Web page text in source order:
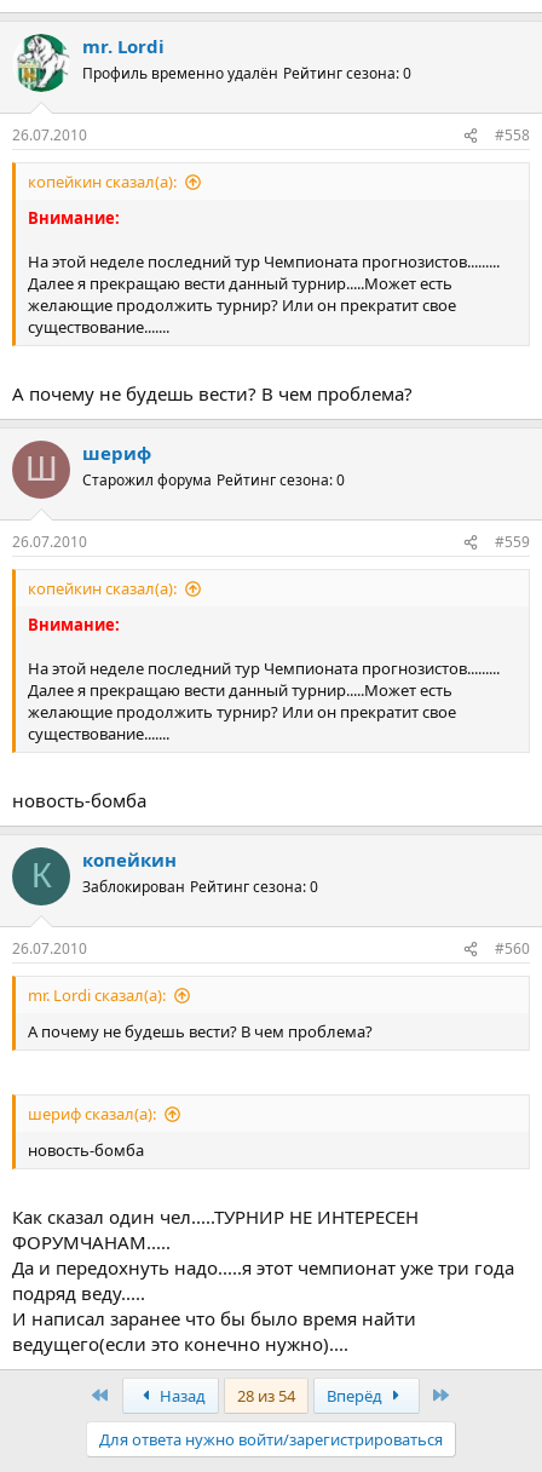
mr. Lordi
Профиль временно удалён Рейтинг сезона: 0
26.07.2010 #558
копейкин сказал(а):
Внимание:
На этой неделе последний тур Чемпионата прогнозистов.........
Далее я прекращаю вести данный турнир.....Может есть
желающие продолжить турнир? Или он прекратит свое
существование.......
А почему не будешь вести? В чем проблема?
Ш шериф
Старожил форума Рейтинг сезона: 0
26.07.2010 #559
копейкин сказал(а):
Внимание:
На этой неделе последний тур Чемпионата прогнозистов.........
Далее я прекращаю вести данный турнир.....Может есть
желающие продолжить турнир? Или он прекратит свое
существование.......
новость-бомба
К копейкин
Заблокирован Рейтинг сезона: 0
26.07.2010 #560
mr. Lordi сказал(а):
А почему не будешь вести? В чем проблема?
шериф сказал(а):
новость-бомба
Как сказал один чел.....ТУРНИР НЕ ИНТЕРЕСЕН
ФОРУМЧАНАМ.....
Да и передохнуть надо.....я этот чемпионат уже три года
подряд веду.....
И написал заранее что бы было время найти
ведущего(если это конечно нужно)....
ПервыйНазад 28 из 54 Вперёд
Для ответа нужно войти/зарегистрироваться